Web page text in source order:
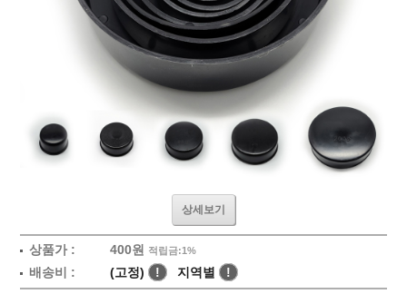
상세보기
상품가 : 400원 적립금:1%
배송비 : (고정) ! 지역별 !